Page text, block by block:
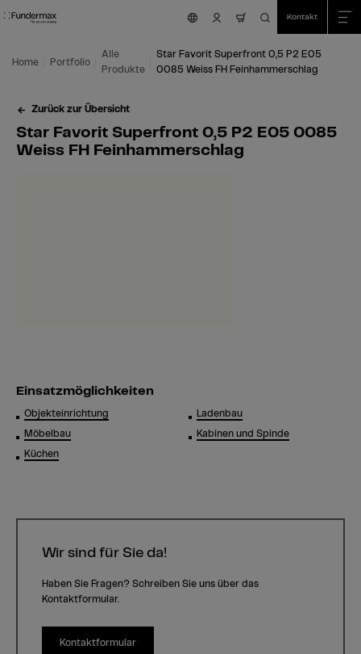
Zum Hauptinhalt springen
Zum Inhaltsverzeichnis springen
Zum Hauptmenü springen Kontakt
Home Portfolio
Alle
Produkte
Star Favorit Superfront 0,5 P2 E05
0085 Weiss FH Feinhammerschlag
Zurück zur Übersicht
Star Favorit Superfront 0,5 P2 E05 0085
Weiss FH Feinhammerschlag
Einsatzmöglichkeiten
Objekteinrichtung
Möbelbau
Küchen
Ladenbau
Kabinen und Spinde
Wir sind für Sie da!
Haben Sie Fragen? Schreiben Sie uns über das
Kontaktformular.
Kontaktformular